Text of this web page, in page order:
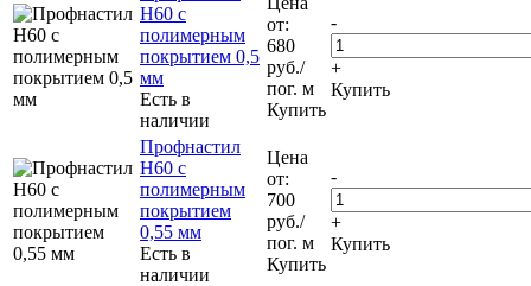
Н60 с
полимерным
покрытием 0,5
мм
Есть в
наличии
от:
680
руб./
пог. м
Купить
-
+
Купить
Профнастил
Н60 с
полимерным
покрытием
0,55 мм
Есть в
наличии
Цена
от:
700
руб./
пог. м
Купить
-
+
Купить